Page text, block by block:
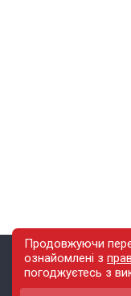
Зміст
Продовжуючи
ознайомлені з
погоджуєтесь з